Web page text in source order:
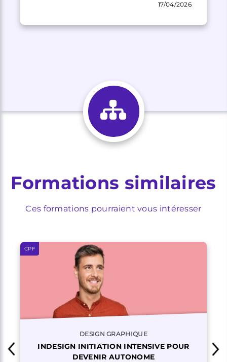
17/04/2026
Formations similaires
Ces formations pourraient vous intéresser
CPF
DESIGN GRAPHIQUE
INDESIGN INITIATION INTENSIVE POUR
DEVENIR AUTONOME